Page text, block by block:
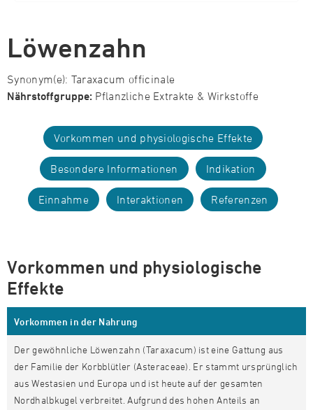
Löwenzahn
Synonym(e): Taraxacum officinale
Nährstoffgruppe: Pflanzliche Extrakte & Wirkstoffe
Vorkommen und physiologische Effekte
Besondere Informationen Indikation
Einnahme Interaktionen Referenzen
Vorkommen und physiologische
Effekte
Vorkommen in der Nahrung
Der gewöhnliche Löwenzahn (Taraxacum) ist eine Gattung aus
der Familie der Korbblütler (Asteraceae). Er stammt ursprünglich
aus Westasien und Europa und ist heute auf der gesamten
Nordhalbkugel verbreitet. Aufgrund des hohen Anteils an